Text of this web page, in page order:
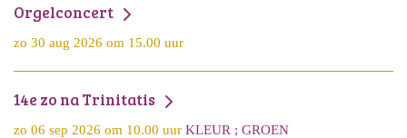
Orgelconcert
zo 30 aug 2026 om 15.00 uur
14e zo na Trinitatis
zo 06 sep 2026 om 10.00 uur KLEUR ; GROEN